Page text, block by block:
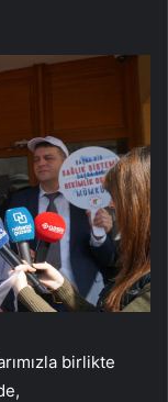
birlikte